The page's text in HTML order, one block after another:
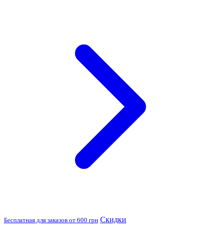
Бесплатная для заказов от 600 грн Скидки